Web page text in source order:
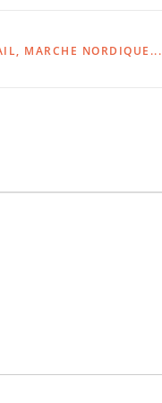
MARCHE NORDIQUE...